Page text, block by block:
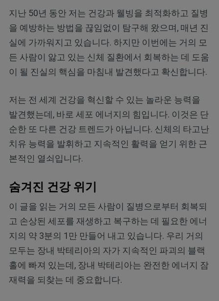
지난 50년 동안 저는 건강과 웰빙을 최적화하고 질병
을 예방하는 방법을 끊임없이 탐구해 왔으며, 매년 진
실에 가까워지고 있습니다. 하지만 이번에는 거의 모
든 사람이 앓고 있는 신체 질환에서 회복하는 데 도움
이 될 진실의 핵심을 마침내 발견했다고 확신합니다.
저는 전 세계 건강을 혁신할 수 있는 놀라운 능력을
발견했는데, 바로 세포 에너지의 힘입니다. 이것은 단
순한 또 다른 건강 트렌드가 아닙니다. 신체의 타고난
치유 능력을 발휘하고 지속적인 활력을 얻기 위한 근
본적인 열쇠입니다.
숨겨진 건강 위기
이 글을 읽는 거의 모든 사람이 질병으로부터 회복되
고 손상된 세포를 재생하고 복구하는 데 필요한 에너
지의 약 3분의 1만 만들어 내고 있습니다. 우리 거의
모두는 장내 박테리아의 자가 지속적인 파괴의 블랙
홀에 빠져 있는데, 장내 박테리아는 완전한 에너지 잠
재력을 되찾는 데 중요합니다.